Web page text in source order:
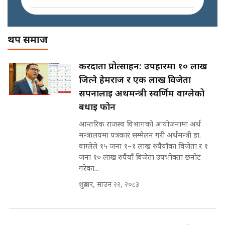
इनड्राइभ || SIDHAKURA ||
राष्ट्रिय सवालमा ९ दल एकजुट ||
Prachanda, Rabi, Gagan Stand
on the Same Page ||
SIDHAKURA ||
सहकारी पीडितसँग मन्त्री प्रतिभा रावलले
भनिन्–साथ दिनुहोस्, दबाब होइन ||
Sidhakura || Pratibha Rawal
रसुवाकाे भाङ्गे झरना | Bhange
SIDHAKURA ||
SIDHAKURA
पोप्पोको पासोः कमाउने लोभमा घरबार नै
उठिबास | The Dark Side of
'Poppo Live'-SIDHAKURA
मन्त्री आउने बित्तिकै सुरु भएको थियो
घुसको डिल || Raj Kumar Gupta ||
SIDHAKURA ||
थप समाज
करदाता प्रोत्साहन: उपहारमा १० लाख
जित्ने हेमराज र एक लाख विजेता
सपनालाई अर्थमन्त्री स्वर्णिम वाग्लेको
बधाई फोन
आन्तरिक राजस्व विभागको आयोजनामा अर्थ
मन्त्रालयमा पत्रकार सम्मेलन गरी अर्थमन्त्री डा.
वाग्लेले १५ जना १–१ लाख रुपैयाँका विजेता र १
जना १० लाख रुपैयाँ विजेता उपभोक्ता छनोट
गरेका...
शुक्रबार, साउन २२, २०८३